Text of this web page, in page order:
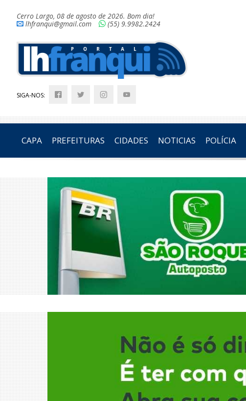
Cerro Largo, 08 de agosto de 2026. Bom dia!
lhfranqui@gmail.com
(55) 9.9982.2424
SIGA-NOS:
CAPA PREFEITURAS CIDADES NOTICIAS POLÍCIA